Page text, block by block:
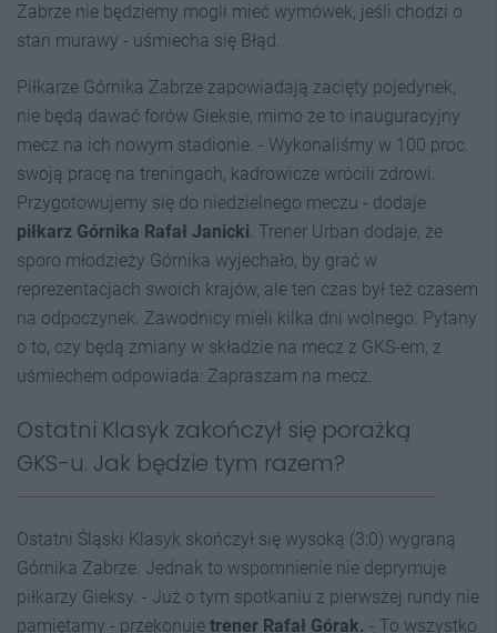
Zabrze nie będziemy mogli mieć wymówek, jeśli chodzi o
stan murawy - uśmiecha się Błąd.
Piłkarze Górnika Zabrze zapowiadają zacięty pojedynek,
nie będą dawać forów Gieksie, mimo że to inauguracyjny
mecz na ich nowym stadionie. - Wykonaliśmy w 100 proc.
swoją pracę na treningach, kadrowicze wrócili zdrowi.
Przygotowujemy się do niedzielnego meczu - dodaje
piłkarz Górnika Rafał Janicki. Trener Urban dodaje, że
sporo młodzieży Górnika wyjechało, by grać w
reprezentacjach swoich krajów, ale ten czas był też czasem
na odpoczynek. Zawodnicy mieli kilka dni wolnego. Pytany
o to, czy będą zmiany w składzie na mecz z GKS-em, z
uśmiechem odpowiada: Zapraszam na mecz.
Ostatni Klasyk zakończył się porażką
GKS-u. Jak będzie tym razem?
Ostatni Śląski Klasyk skończył się wysoką (3:0) wygraną
Górnika Zabrze. Jednak to wspomnienie nie deprymuje
piłkarzy Gieksy. - Już o tym spotkaniu z pierwszej rundy nie
pamiętamy - przekonuje trener Rafał Górak. - To wszystko